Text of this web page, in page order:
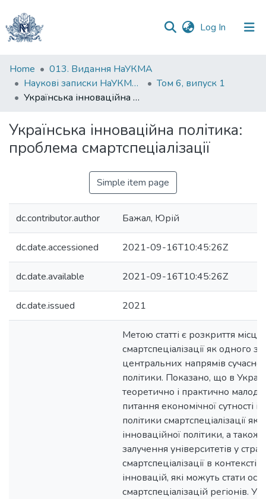
Log In (current)
Communities
&
Collections
Statistics
Home
013. Видання НаУКМА
Наукові записки НаУКМА. Економічні науки
Том 6, випуск 1
Українська інноваційна політика: проблема смартспеціалізації
Українська інноваційна політика:
проблема смартспеціалізації
Simple item page
dc.contributor.author Бажал, Юрій
dc.date.accessioned 2021-09-16T10:45:26Z
dc.date.available 2021-09-16T10:45:26Z
dc.date.issued 2021
Метою статті є розкриття місця і
смартспеціалізації як одного з
центральних напрямів
політики. Показано, що в
теоретично і практично
питання економічної сутності і
політики смартспеціалізації
інноваційної політики, а також
залучення університетів у
смартспеціалізації в
інновацій, які можуть стати
смартспеціалізацій регіонів. У